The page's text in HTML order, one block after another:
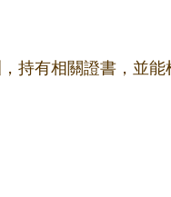
持有相關證書，並